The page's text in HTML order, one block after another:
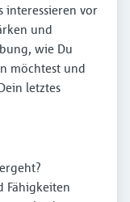
interessieren vor
und
wie Du
möchtest und
letztes
Fähigkeiten